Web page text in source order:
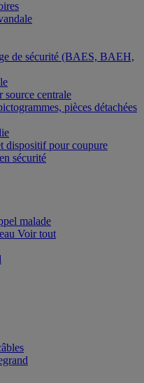
de sécurité (BAES, BAEH,
source centrale
pièces détachées
dispositif pour coupure
sécurité
malade
Voir tout